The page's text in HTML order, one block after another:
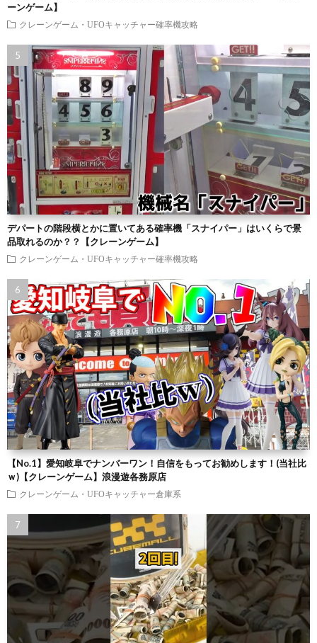
ーンゲーム】
クレーンゲーム・UFOキャッチャー確率機攻略
デパートの階段横とかに置いてある確率機「スナイパー」はいくらで景
品取れるのか？？【クレーンゲーム】
クレーンゲーム・UFOキャッチャー確率機攻略
【No.1】愛知岐阜でナンバーワン！自信をもってお勧めします！(当社比
ｗ)【クレーンゲーム】浪漫遊各務原店
クレーンゲーム・UFOキャッチャー倉庫系